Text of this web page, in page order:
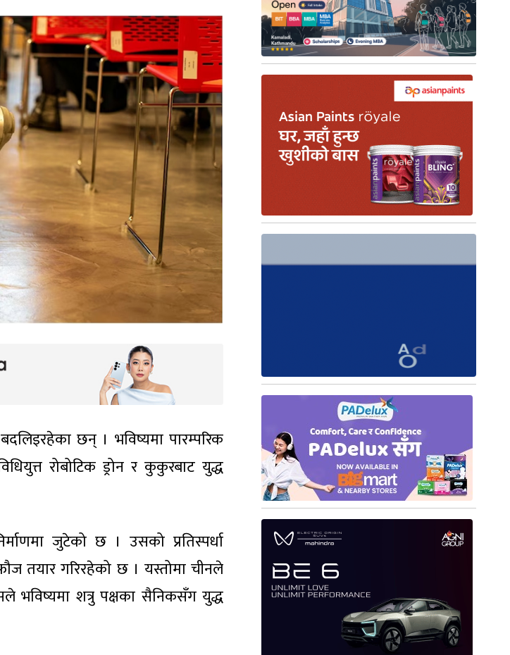
छन् । भविष्यमा पारम्परिक
रोबोटिक ड्रोन र कुकुरबाट युद्ध
जुटेको छ । उसको प्रतिस्पर्धा
तयार गरिरहेको छ । यस्तोमा चीनले
भविष्यमा शत्रु पक्षका सैनिकसँग युद्ध